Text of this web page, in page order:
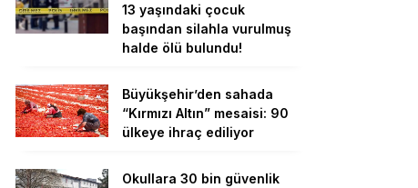
13 yaşındaki çocuk
başından silahla vurulmuş
halde ölü bulundu!
Büyükşehir’den sahada
“Kırmızı Altın” mesaisi: 90
ülkeye ihraç ediliyor
Okullara 30 bin güvenlik